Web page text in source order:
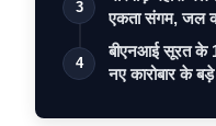
3
एकता संगम, जल
4
बीएनआई सूरत के
नए कारोबार के